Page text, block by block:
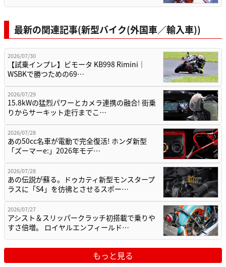
最新の関連記事(新型バイク(外国車／輸入車))
2026/07/30
【試乗インプレ】ビモータ KB998 Rimini｜
WSBKで勝つための69…
2026/07/29
15.8kWの猛烈パワーとカメラ連携の融合! 街乗
りからサーキット走行までこ…
2026/07/28
あの50cc名車が電動で完全復活! ホンダ新型
「ズーマーe:」2026年モデ…
2026/07/28
あの伝説が蘇る。ドゥカティ新型モンスタープ
ラスに「S4」を彷彿とさせるスポー…
2026/07/27
アシスト＆スリッパークラッチ初搭載で乗りや
すさ倍増。 ロイヤルエンフィールド…
もっと見る